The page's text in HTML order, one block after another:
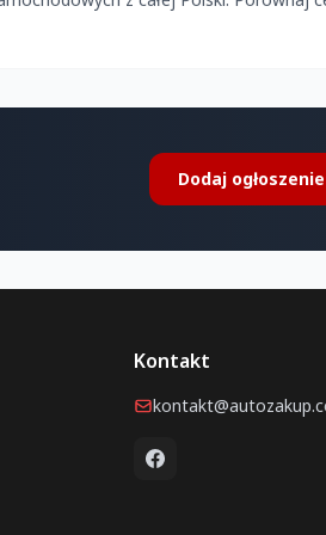
Dodaj
Kontakt